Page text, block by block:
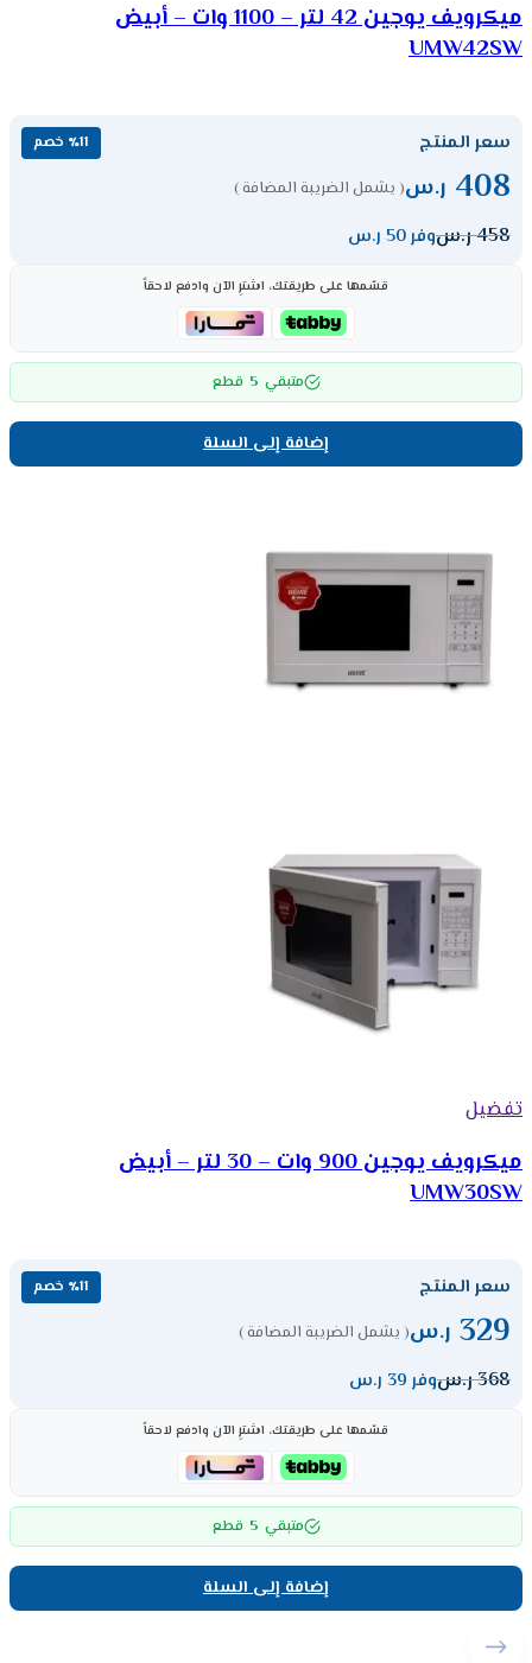
ميكرويف يوجين 42 لتر – 1100 وات – أبيض
UMW42SW
سعر المنتج ٪11 خصم
408 ر.س( يشمل الضريبة المضافة )
458ر.سوفر 50 ر.س
قسّمها على طريقتك، اشترِ الآن وادفع لاحقاً
متبقي 5 قطع
إضافة إلى السلة
تفضيل
ميكرويف يوجين 900 وات – 30 لتر – أبيض
UMW30SW
سعر المنتج ٪11 خصم
329 ر.س( يشمل الضريبة المضافة )
368ر.سوفر 39 ر.س
قسّمها على طريقتك، اشترِ الآن وادفع لاحقاً
متبقي 5 قطع
إضافة إلى السلة